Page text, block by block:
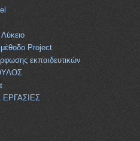
μέθοδο Project
εκπαιδευτικών